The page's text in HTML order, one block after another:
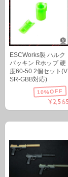
ESCWorks製 ハルク
パッキン Rホップ 硬
度60-50 2個セット(V
SR-GBB対応)
10%OFF